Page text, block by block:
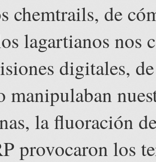
chemtrails, de
lagartianos nos
digitales,
manipulaban
la fluoración
provocaron los